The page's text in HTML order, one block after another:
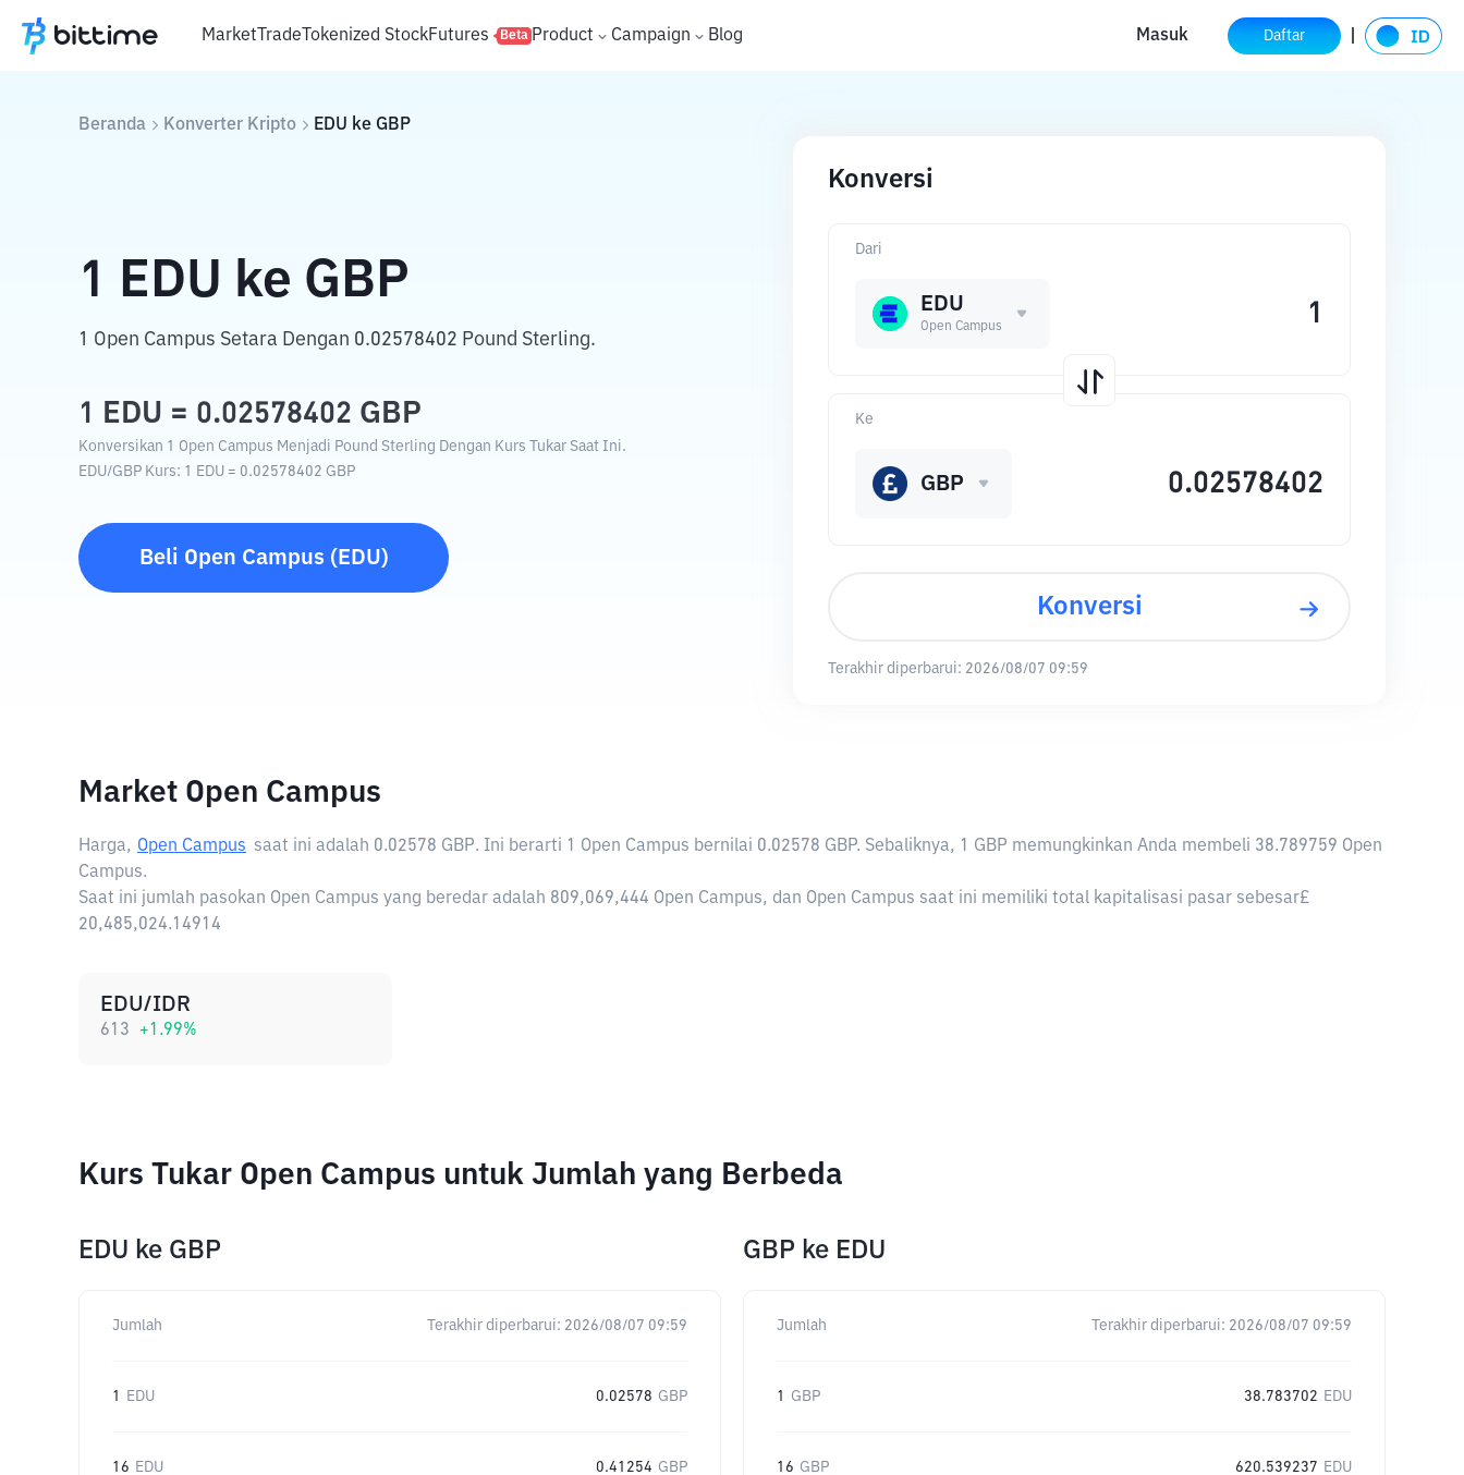
MarketTradeTokenized StockFutures Beta Product Campaign Blog Masuk Daftar
Beranda Konverter Kripto EDU ke GBP
1 EDU ke GBP
1 Open Campus Setara Dengan 0.02578402 Pound Sterling.
1 EDU = 0.02578402 GBP
Konversikan 1 Open Campus Menjadi Pound Sterling Dengan Kurs Tukar Saat Ini.
EDU/GBP Kurs: 1 EDU = 0.02578402 GBP
Beli Open Campus( EDU)
Konversi
Dari
EDU
Open Campus
Ke
GBP
Konversi
Terakhir diperbarui: 2026/08/07 09:59
Market Open Campus
Harga, Open Campus saat ini adalah 0.02578 GBP. Ini berarti 1 Open Campus bernilai 0.02578 GBP. Sebaliknya, 1 GBP memungkinkan Anda membeli 38.789759 Open
Campus.
Saat ini jumlah pasokan Open Campus yang beredar adalah 809,069,444 Open Campus, dan Open Campus saat ini memiliki total kapitalisasi pasar sebesar£
20,485,024.14914
EDU/IDR
613 +1.99%
Kurs Tukar Open Campus untuk Jumlah yang Berbeda
EDU ke GBP
Jumlah Terakhir diperbarui: 2026/08/07 09:59
1 EDU 0.02578 GBP
16 EDU 0.41254 GBP
GBP ke EDU
Jumlah Terakhir diperbarui: 2026/08/07 09:59
1 GBP 38.783702 EDU
16 GBP 620.539237 EDU